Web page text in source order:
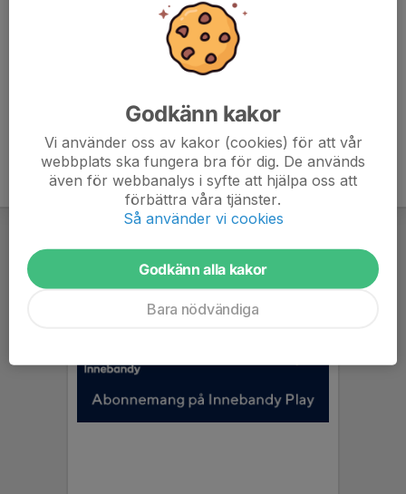
jonathan.welander@difibs.se
Godkänn kakor
Vi använder oss av kakor (cookies) för att vår
webbplats ska fungera bra för dig. De används
även för webbanalys i syfte att hjälpa oss att
förbättra våra tjänster.
Så använder vi cookies
Godkänn alla kakor
Bara nödvändiga